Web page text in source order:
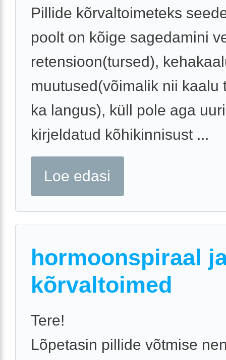
Pillide kõrvaltoimeteks
poolt on kõige sagedamini
retensioon(tursed),
muutused(võimalik nii kaalu
ka langus), küll pole aga
kirjeldatud kõhikinnisust ...
Loe edasi
hormoonspiraal
kõrvaltoimed
Tere!
Lõpetasin pillide võtmise